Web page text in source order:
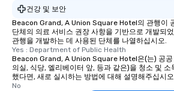
건강 및 보안
Beacon Grand, A Union Square Hotel의 관행이
단체의 의료 서비스 권장 사항을 기반으로 개발되
관행을 개발하는 데 사용된 단체를 나열하십시오.
Yes : Department of Public Health
Beacon Grand, A Union Square Hotel은(는) 공공
의실, 식당, 엘리베이터 앞, 등과 같은)을 청소 및
했다면, 새로 실시하는 방법에 대해 설명해주십시
No